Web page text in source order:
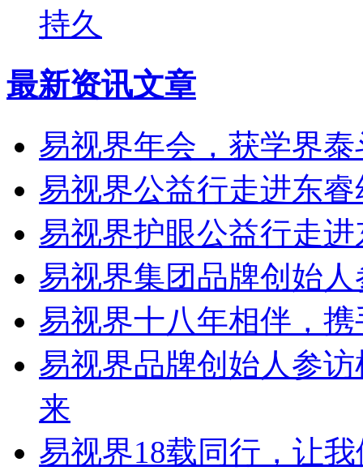
持久
最新资讯文章
易视界年会，获学界
易视界公益行走进东
易视界护眼公益行走
易视界集团品牌创始
易视界十八年相伴，
易视界品牌创始人参
来
易视界18载同行，让